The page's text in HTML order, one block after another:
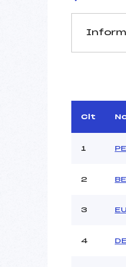
Arbitre :
Assistant :
MANCHE 1
Heure de
Ouvreurs A
Clt
1
2
3
4